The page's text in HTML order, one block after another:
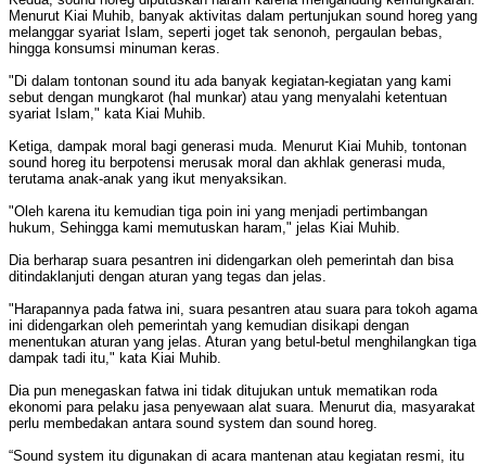
Menurut Kiai Muhib, banyak aktivitas dalam pertunjukan sound horeg yang
melanggar syariat Islam, seperti joget tak senonoh, pergaulan bebas,
hingga konsumsi minuman keras.
"Di dalam tontonan sound itu ada banyak kegiatan-kegiatan yang kami
sebut dengan mungkarot (hal munkar) atau yang menyalahi ketentuan
syariat Islam," kata Kiai Muhib.
Ketiga, dampak moral bagi generasi muda. Menurut Kiai Muhib, tontonan
sound horeg itu berpotensi merusak moral dan akhlak generasi muda,
terutama anak-anak yang ikut menyaksikan.
"Oleh karena itu kemudian tiga poin ini yang menjadi pertimbangan
hukum, Sehingga kami memutuskan haram," jelas Kiai Muhib.
Dia berharap suara pesantren ini didengarkan oleh pemerintah dan bisa
ditindaklanjuti dengan aturan yang tegas dan jelas.
"Harapannya pada fatwa ini, suara pesantren atau suara para tokoh agama
ini didengarkan oleh pemerintah yang kemudian disikapi dengan
menentukan aturan yang jelas. Aturan yang betul-betul menghilangkan tiga
dampak tadi itu," kata Kiai Muhib.
Dia pun menegaskan fatwa ini tidak ditujukan untuk mematikan roda
ekonomi para pelaku jasa penyewaan alat suara. Menurut dia, masyarakat
perlu membedakan antara sound system dan sound horeg.
“Sound system itu digunakan di acara mantenan atau kegiatan resmi, itu